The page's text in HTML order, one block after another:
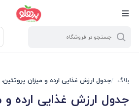
(max-width: 500px) { .w-ch{bottom: 125px
!important; left:5px !important;} }
بلاگ جدول ارزش غذایی ارده و میزان
جدول ارزش غذایی ارده و